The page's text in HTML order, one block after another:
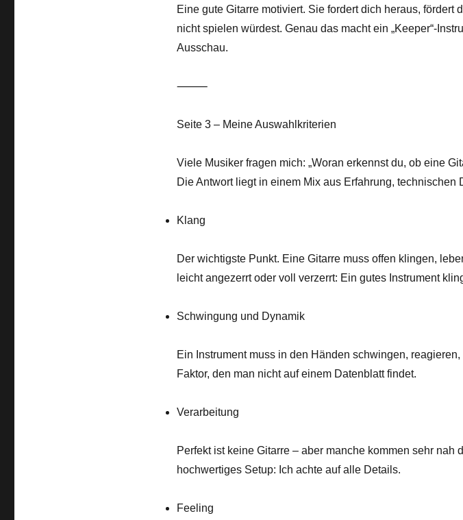
Eine gute Gitarre motiviert. Sie fordert dich heraus,
nicht spielen würdest. Genau das macht ein „Keeper“-
Ausschau.
⸻
Seite 3 – Meine Auswahlkriterien
Viele Musiker fragen mich: „Woran erkennst du, ob eine
Die Antwort liegt in einem Mix aus Erfahrung, technischen
Klang
Der wichtigste Punkt. Eine Gitarre muss offen klingen,
leicht angezerrt oder voll verzerrt: Ein gutes Instrument
Schwingung und Dynamik
Ein Instrument muss in den Händen schwingen,
Faktor, den man nicht auf einem Datenblatt findet.
Verarbeitung
Perfekt ist keine Gitarre – aber manche kommen sehr
hochwertiges Setup: Ich achte auf alle Details.
Feeling